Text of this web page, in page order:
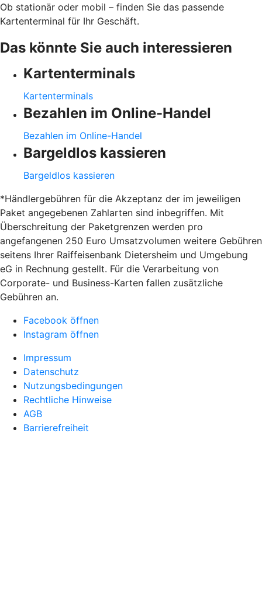
Ob stationär oder mobil – finden Sie das passende
Kartenterminal für Ihr Geschäft.
Das könnte Sie auch interessieren
Kartenterminals
Kartenterminals
Bezahlen im Online-Handel
Bezahlen im Online-Handel
Bargeldlos kassieren
Bargeldlos kassieren
*Händlergebühren für die Akzeptanz der im jeweiligen
Paket angegebenen Zahlarten sind inbegriffen. Mit
Überschreitung der Paketgrenzen werden pro
angefangenen 250 Euro Umsatzvolumen weitere Gebühren
seitens Ihrer Raiffeisenbank Dietersheim und Umgebung
eG in Rechnung gestellt. Für die Verarbeitung von
Corporate- und Business-Karten fallen zusätzliche
Gebühren an.
Facebook öffnen
Instagram öffnen
Impressum
Datenschutz
Nutzungsbedingungen
Rechtliche Hinweise
AGB
Barrierefreiheit